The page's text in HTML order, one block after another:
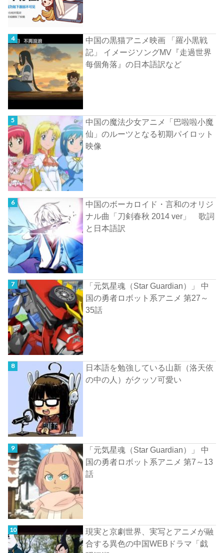
中国の黒猫アニメ映画 「羅小黒戦
記」 イメージソングMV『走過世界
每個角落』の日本語訳など
中国の魔法少女アニメ「巴啦啦小魔
仙」のルーツとなる初期パイロット
映像
中国のボーカロイド・言和のオリジ
ナル曲「刀剣春秋 2014 ver」 歌詞
と日本語訳
「元気星魂（Star Guardian）」 中
国の勇者ロボット系アニメ 第27～
35話
日本語を勉強している山新（洛天依
の中の人）がクッソ可愛い
「元気星魂（Star Guardian）」 中
国の勇者ロボット系アニメ 第7～13
話
現実と京劇世界、実写とアニメが融
合する異色の中国WEBドラマ「戯